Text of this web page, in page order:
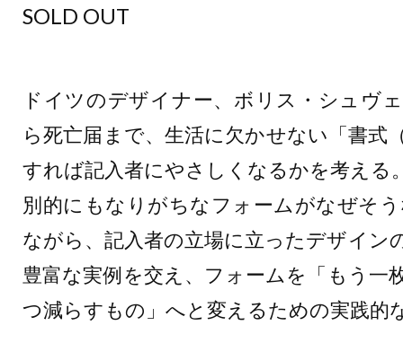
SOLD OUT
ドイツのデザイナー、ボリス・シュヴ
ら死亡届まで、生活に欠かせない「書式
すれば記入者にやさしくなるかを考える
別的にもなりがちなフォームがなぜそ
ながら、記入者の立場に立ったデザイン
豊富な実例を交え、フォームを「もう一
つ減らすもの」へと変えるための実践的